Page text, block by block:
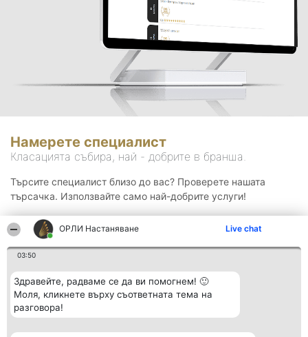
ОРЛИ Настаняване Live chat
03:50
Здравейте, радваме се да ви помогнем! 🙂
Моля, кликнете върху съответната тема на
разговора!
Намерете специалист
Класацията събира, най - добрите в бранша.
Търсите специалист близо до вас? Проверете нашата
търсачка. Използвайте само най-добрите услуги!